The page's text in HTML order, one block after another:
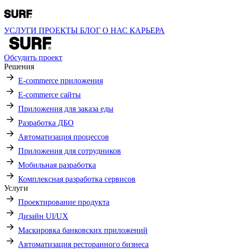
УСЛУГИ ПРОЕКТЫ БЛОГ О НАС КАРЬЕРА
Обсудить проект
Решения
E-commerce приложения
E-commerce сайты
Приложения для заказа еды
Разработка ДБО
Автоматизация процессов
Приложения для сотрудников
Мобильная разработка
Комплексная разработка сервисов
Услуги
Проектирование продукта
Дизайн UI/UX
Маскировка банковских приложений
Автоматизация ресторанного бизнеса